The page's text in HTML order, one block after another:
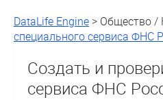
DataLife Engine > Общество /
специального сервиса ФНС
Создать и
сервиса ФНС